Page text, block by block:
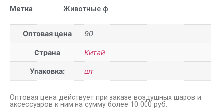
Метка
Животные ф
Оптовая цена 90
Страна Китай
Упаковка: шт
Оптовая цена действует при заказе воздушных шаров и
аксессуаров к ним на сумму более 10 000 руб.